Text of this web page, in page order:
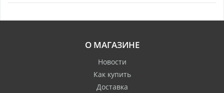
О МАГАЗИНЕ
Новости
Как купить
Доставка